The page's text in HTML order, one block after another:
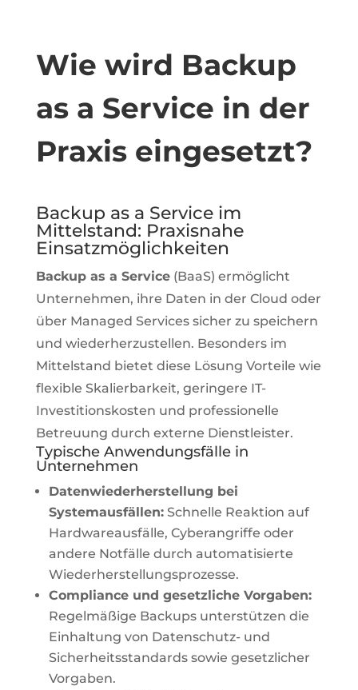
Wie wird Backup
as a Service in der
Praxis eingesetzt?
Backup as a Service im
Mittelstand: Praxisnahe
Einsatzmöglichkeiten
Backup as a Service(BaaS) ermöglicht
Unternehmen, ihre Daten in der Cloud oder
über Managed Services sicher zu speichern
und wiederherzustellen. Besonders im
Mittelstand bietet diese Lösung Vorteile wie
flexible Skalierbarkeit, geringere IT-
Investitionskosten und professionelle
Betreuung durch externe Dienstleister.
Typische Anwendungsfälle in
Unternehmen
Datenwiederherstellung bei
Systemausfällen:Schnelle Reaktion auf
Hardwareausfälle, Cyberangriffe oder
andere Notfälle durch automatisierte
Wiederherstellungsprozesse.
Compliance und gesetzliche Vorgaben:
Regelmäßige Backups unterstützen die
Einhaltung von Datenschutz- und
Sicherheitsstandards sowie gesetzlicher
Vorgaben.